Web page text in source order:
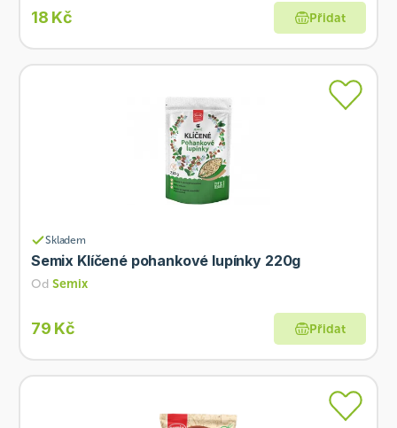
18 Kč Přidat
Skladem
Semix Klíčené pohankové lupínky 220g
Od Semix
79 Kč Přidat